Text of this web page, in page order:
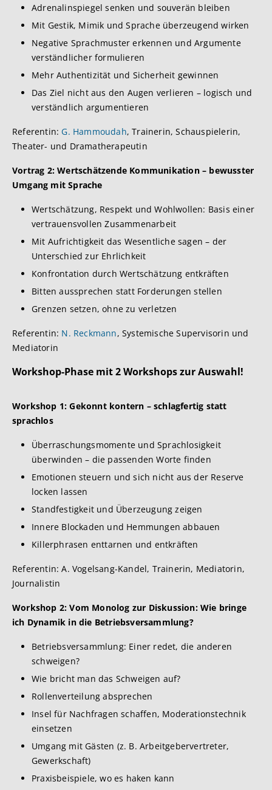
Adrenalinspiegel senken und souverän bleiben
Mit Gestik, Mimik und Sprache überzeugend wirken
Negative Sprachmuster erkennen und Argumente
verständlicher formulieren
Mehr Authentizität und Sicherheit gewinnen
Das Ziel nicht aus den Augen verlieren – logisch und
verständlich argumentieren
Referentin: G. Hammoudah, Trainerin, Schauspielerin,
Theater- und Dramatherapeutin
Vortrag 2:Wertschätzende Kommunikation – bewusster
Umgang mit Sprache
Wertschätzung, Respekt und Wohlwollen: Basis einer
vertrauensvollen Zusammenarbeit
Mit Aufrichtigkeit das Wesentliche sagen – der
Unterschied zur Ehrlichkeit
Konfrontation durch Wertschätzung entkräften
Bitten aussprechen statt Forderungen stellen
Grenzen setzen, ohne zu verletzen
Referentin: N. Reckmann, Systemische Supervisorin und
Mediatorin
Workshop-Phase mit 2 Workshops zur Auswahl!
Workshop 1:Gekonnt kontern – schlagfertig statt
sprachlos
Überraschungsmomente und Sprachlosigkeit
überwinden – die passenden Worte finden
Emotionen steuern und sich nicht aus der Reserve
locken lassen
Standfestigkeit und Überzeugung zeigen
Innere Blockaden und Hemmungen abbauen
Killerphrasen enttarnen und entkräften
Referentin: A. Vogelsang-Kandel, Trainerin, Mediatorin,
Journalistin
Workshop 2:Vom Monolog zur Diskussion: Wie bringe
ich Dynamik in die Betriebsversammlung?
Betriebsversammlung: Einer redet, die anderen
schweigen?
Wie bricht man das Schweigen auf?
Rollenverteilung absprechen
Insel für Nachfragen schaffen, Moderationstechnik
einsetzen
Umgang mit Gästen (z. B. Arbeitgebervertreter,
Gewerkschaft)
Praxisbeispiele, wo es haken kann